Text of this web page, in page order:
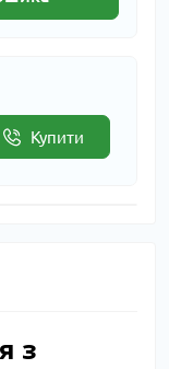
Купити
з